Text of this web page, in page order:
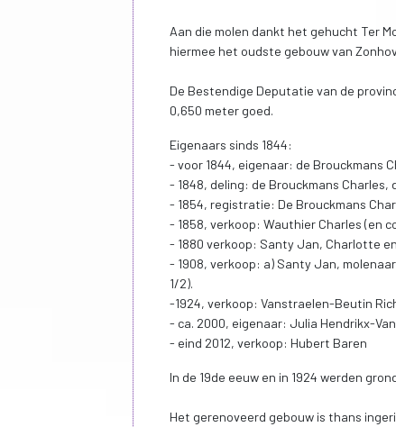
Aan die molen dankt het gehucht Ter
hiermee het oudste gebouw van
De Bestendige Deputatie van de
0,650 meter goed.
Eigenaars sinds 1844:
- voor 1844, eigenaar: de Brouckmans
- 1848, deling: de Brouckmans
- 1854, registratie: De Brouckmans
- 1858, verkoop: Wauthier Charles (en
- 1880 verkoop: Santy Jan, Charlotte
- 1908, verkoop: a) Santy Jan,
1/2).
-1924, verkoop: Vanstraelen-Beutin
- ca. 2000, eigenaar: Julia Hendrikx-
- eind 2012, verkoop: Hubert Baren
In de 19de eeuw en in 1924 werden
Het gerenoveerd gebouw is thans